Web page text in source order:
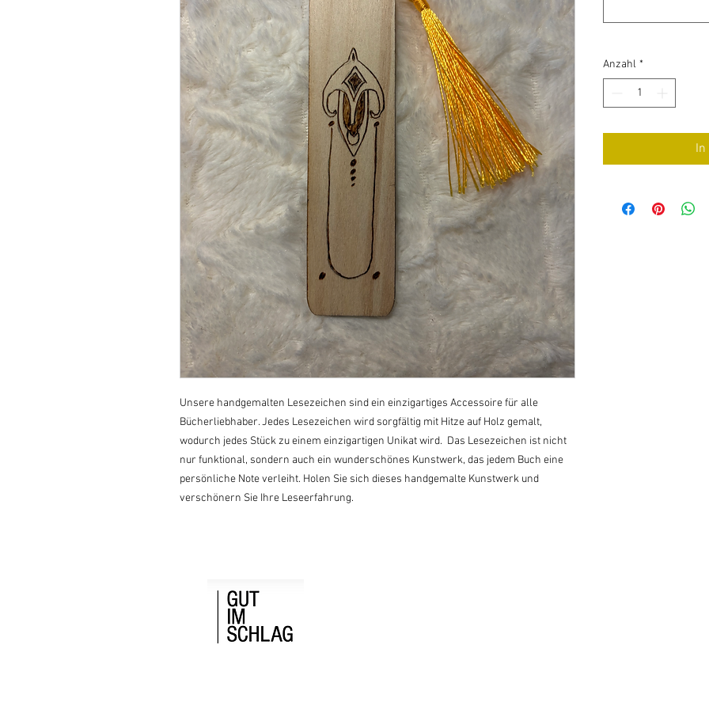
Unsere handgemalten Lesezeichen sind ein einzigartiges Accessoire für alle
Bücherliebhaber. Jedes Lesezeichen wird sorgfältig mit Hitze auf Holz gemalt,
wodurch jedes Stück zu einem einzigartigen Unikat wird. Das Lesezeichen ist nicht
nur funktional, sondern auch ein wunderschönes Kunstwerk, das jedem Buch eine
persönliche Note verleiht. Holen Sie sich dieses handgemalte Kunstwerk und
verschönern Sie Ihre Leseerfahrung.
Anzahl *
In